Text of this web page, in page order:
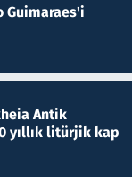
Guimaraes'i
Antik
yıllık litürjik kap